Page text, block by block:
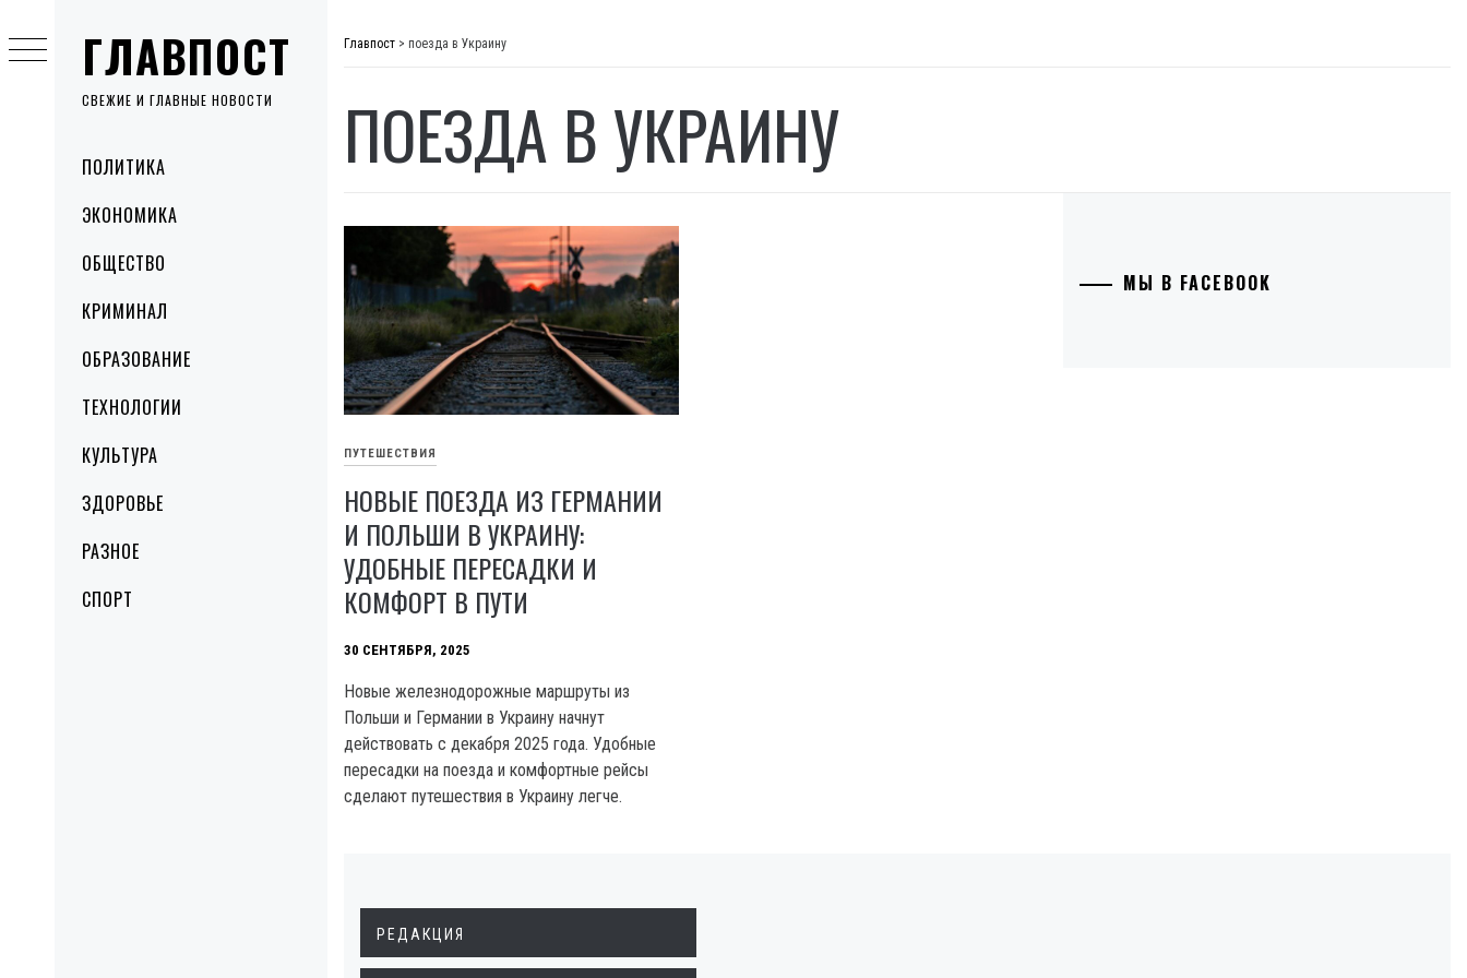
ГЛАВПОСТ
СВЕЖИЕ И ГЛАВНЫЕ НОВОСТИ
MenuПОЛИТИКА
ЭКОНОМИКА
ОБЩЕСТВО
КРИМИНАЛ
ОБРАЗОВАНИЕ
ТЕХНОЛОГИИ
КУЛЬТУРА
ЗДОРОВЬЕ
РАЗНОЕ
СПОРТ
to
content
Главпост > поезда в Украину
ПОЕЗДА В УКРАИНУ
ПУТЕШЕСТВИЯ
НОВЫЕ ПОЕЗДА ИЗ ГЕРМАНИИ
И ПОЛЬШИ В УКРАИНУ:
УДОБНЫЕ ПЕРЕСАДКИ И
КОМФОРТ В ПУТИ
30 СЕНТЯБРЯ, 2025
Новые железнодорожные маршруты из
Польши и Германии в Украину начнут
действовать с декабря 2025 года. Удобные
пересадки на поезда и комфортные рейсы
сделают путешествия в Украину легче.
МЫ В FACEBOOK
РЕДАКЦИЯ